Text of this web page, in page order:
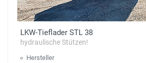
LKW-Tieflader STL 38
hydraulische Stützen!
Hersteller